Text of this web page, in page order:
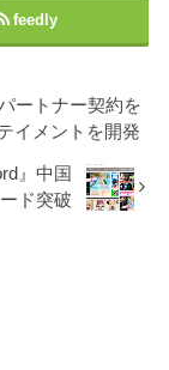
feedly
ートナー契約を
イメントを開発
』中国
ド突破